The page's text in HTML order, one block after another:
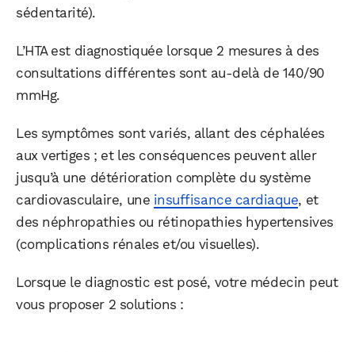
sédentarité).
L’HTA est diagnostiquée lorsque 2 mesures à des
consultations différentes sont au-delà de 140/90
mmHg.
Les symptômes sont variés, allant des céphalées
aux vertiges ; et les conséquences peuvent aller
jusqu’à une détérioration complète du système
cardiovasculaire, une insuffisance cardiaque, et
des néphropathies ou rétinopathies hypertensives
(complications rénales et/ou visuelles).
Lorsque le diagnostic est posé, votre médecin peut
vous proposer 2 solutions :